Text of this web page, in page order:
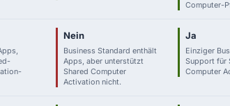
Computer-
Nein
Business Standard enthält
Apps, aber unterstützt
Shared Computer
Activation nicht.
Ja
Einziger
Support für
Computer